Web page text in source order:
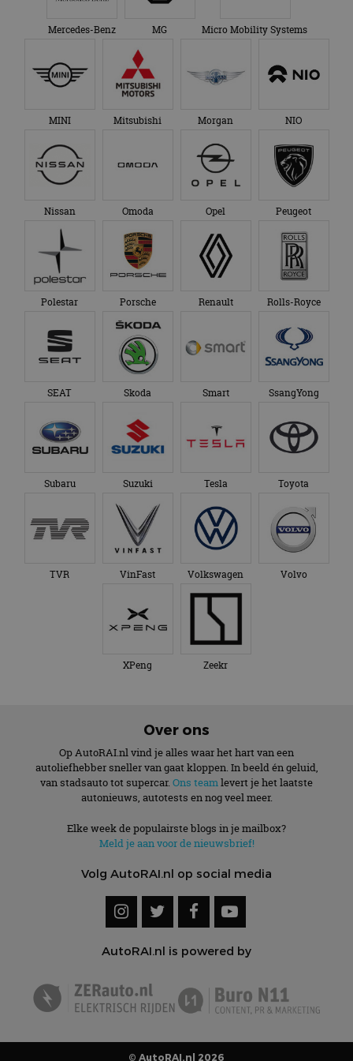
Mercedes-Benz MG Micro Mobility Systems
MINI Mitsubishi Morgan NIO
Nissan Omoda Opel Peugeot
Polestar Porsche Renault Rolls-Royce
SEAT Skoda Smart SsangYong
Subaru Suzuki Tesla Toyota
TVR VinFast Volkswagen Volvo
XPeng Zeekr
Over ons
Op AutoRAI.nl vind je alles waar het hart van een
autoliefhebber sneller van gaat kloppen. In beeld én geluid,
van stadsauto tot supercar. Ons teamlevert je het laatste
autonieuws, autotests en nog veel meer.
Elke week de populairste blogs in je mailbox?
Meld je aan voor de nieuwsbrief!
Volg AutoRAI.nl op social media
AutoRAI.nl is powered by
© AutoRAI.nl 2026